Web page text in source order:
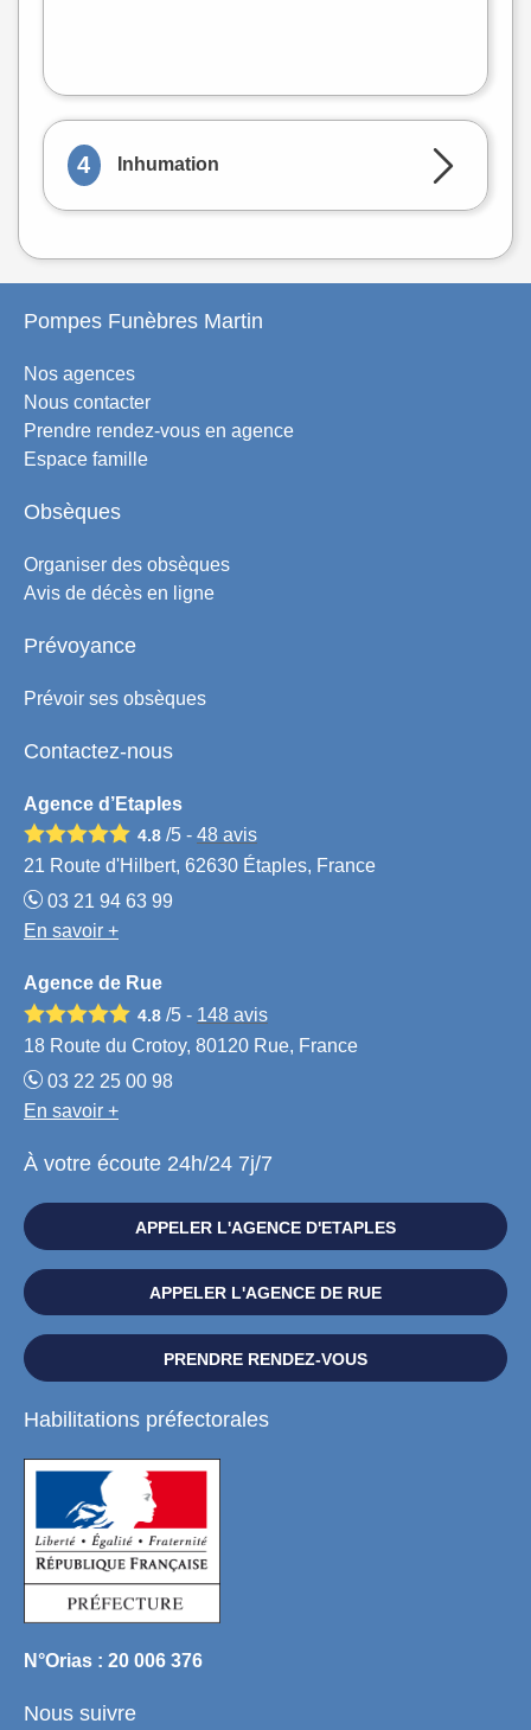
4 Inhumation
Pompes Funèbres Martin
Nos agences
Nous contacter
Prendre rendez-vous en agence
Espace famille
Obsèques
Organiser des obsèques
Avis de décès en ligne
Prévoyance
Prévoir ses obsèques
Contactez-nous
Agence d’Etaples
4.8 /5 - 48 avis
21 Route d'Hilbert, 62630 Étaples, France
03 21 94 63 99
En savoir +
Agence de Rue
4.8 /5 - 148 avis
18 Route du Crotoy, 80120 Rue, France
03 22 25 00 98
En savoir +
À votre écoute 24h/24 7j/7
APPELER L'AGENCE D'ETAPLES
APPELER L'AGENCE DE RUE
PRENDRE RENDEZ-VOUS
Habilitations préfectorales
N°Orias : 20 006 376
Nous suivre